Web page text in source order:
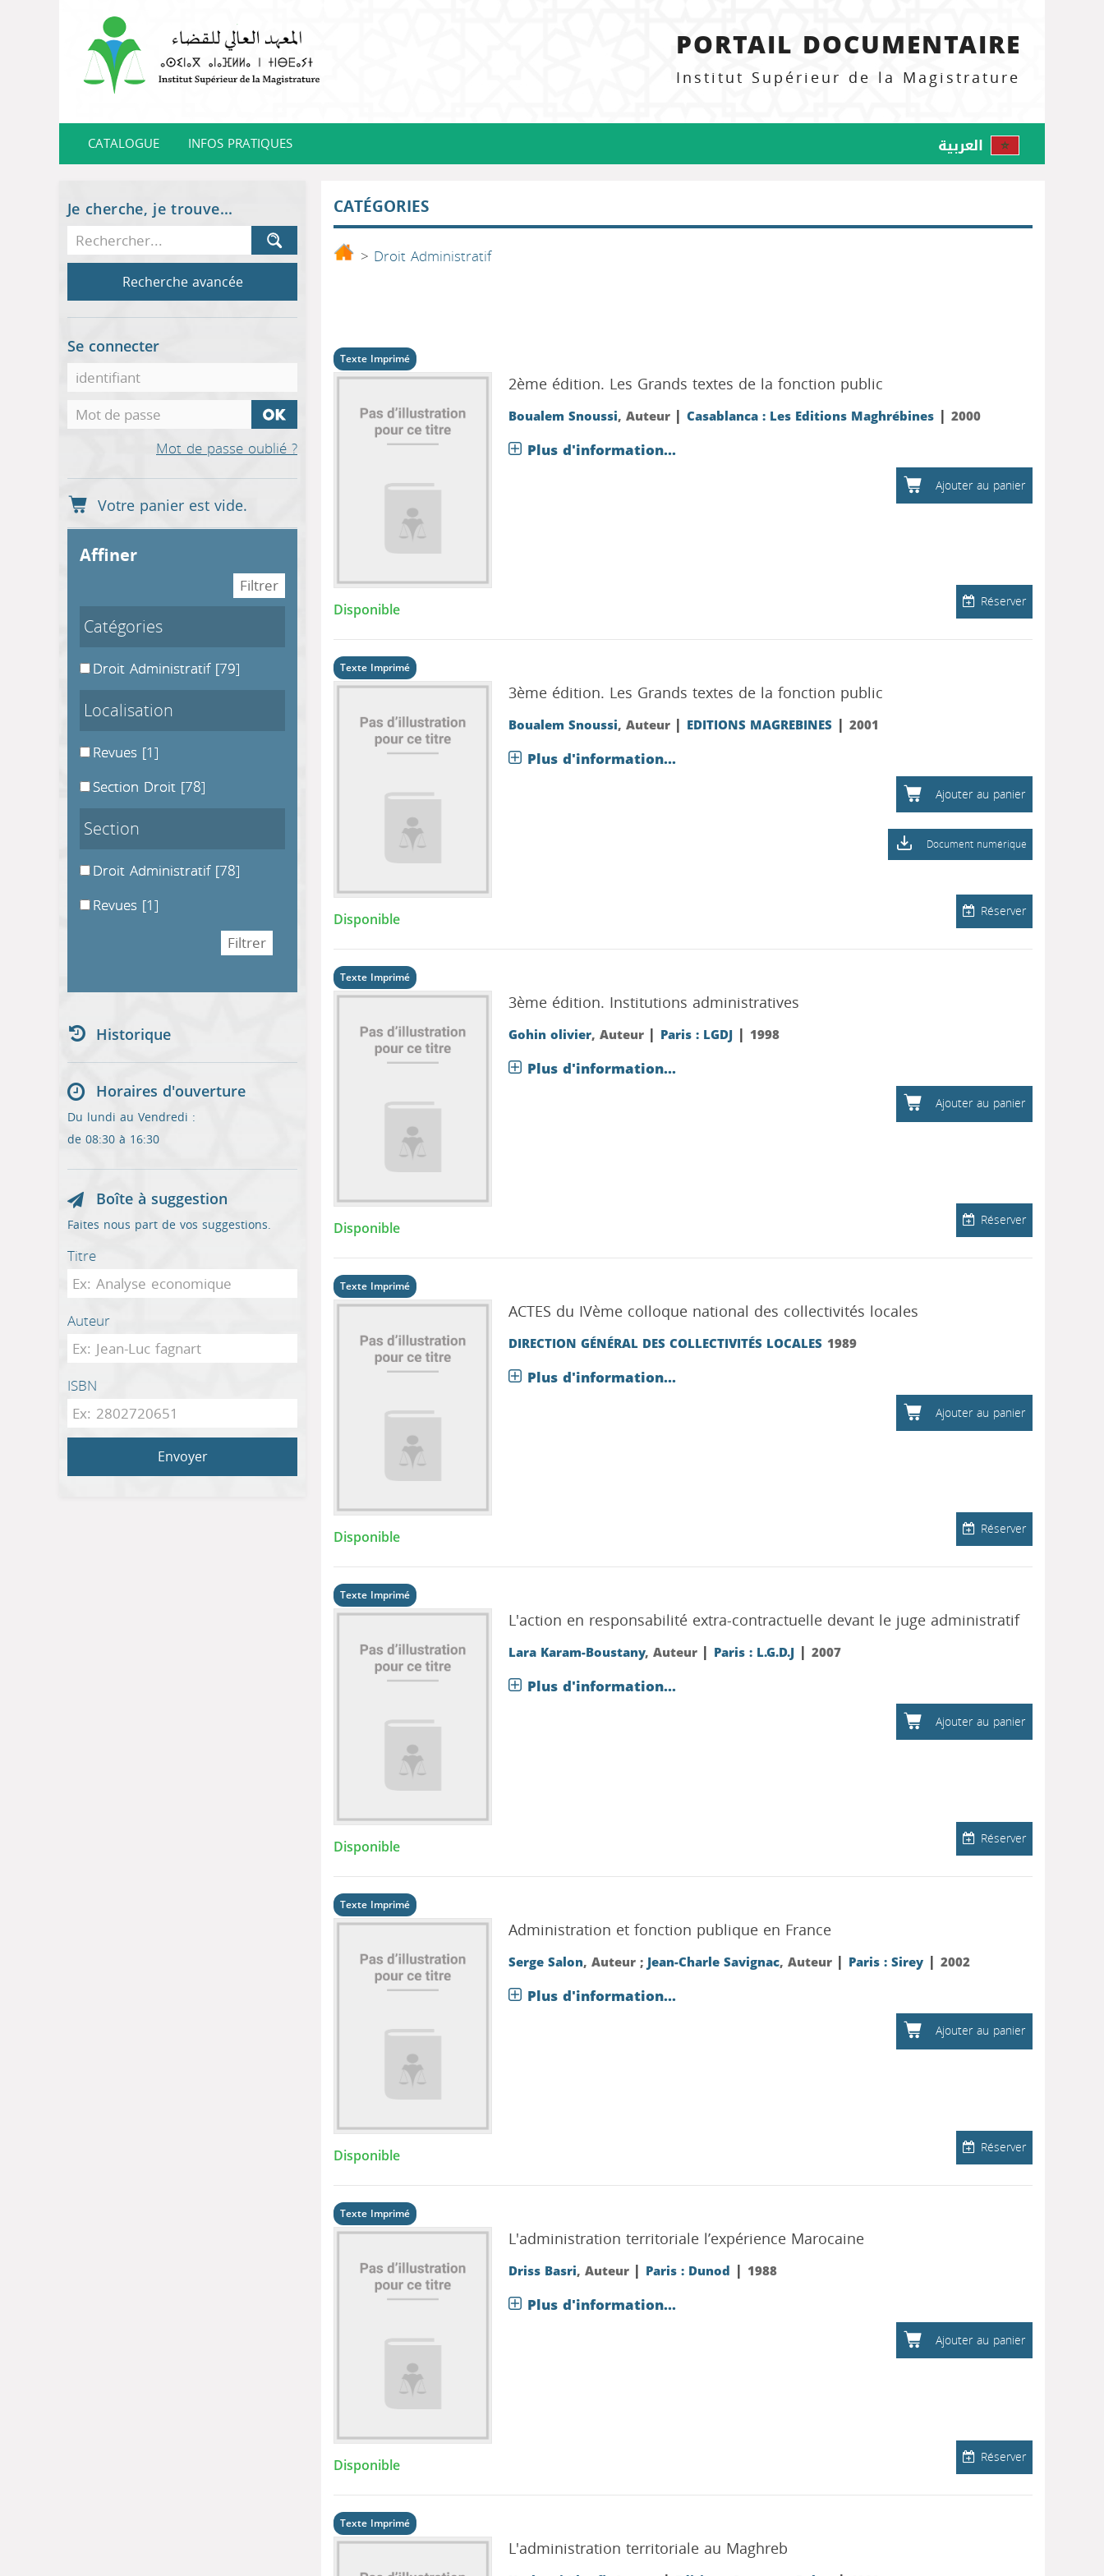
PORTAIL DOCUMENTAIRE
Institut Supérieur de la Magistrature
العربية CATALOGUE INFOS PRATIQUES
CATÉGORIES
> Droit Administratif
Texte Imprimé
2ème édition. Les Grands textes de la fonction public
Boualem Snoussi, Auteur | Casablanca : Les Editions Maghrébines| 2000
Plus d'information...
Ajouter au panier
Réserver
Disponible
Texte Imprimé
3ème édition. Les Grands textes de la fonction public
Boualem Snoussi, Auteur | EDITIONS MAGREBINES| 2001
Plus d'information...
Ajouter au panier
Document numérique
Réserver
Disponible
Texte Imprimé
3ème édition. Institutions administratives
Gohin olivier, Auteur | Paris : LGDJ| 1998
Plus d'information...
Ajouter au panier
Réserver
Disponible
Texte Imprimé
ACTES du IVème colloque national des collectivités locales
DIRECTION GÉNÉRAL DES COLLECTIVITÉS LOCALES 1989
Plus d'information...
Ajouter au panier
Réserver
Disponible
Texte Imprimé
L'action en responsabilité extra-contractuelle devant le juge administratif
Lara Karam-Boustany, Auteur | Paris : L.G.D.J| 2007
Plus d'information...
Ajouter au panier
Réserver
Disponible
Texte Imprimé
Administration et fonction publique en France
Serge Salon, Auteur ;Jean-Charle Savignac, Auteur | Paris : Sirey| 2002
Plus d'information...
Ajouter au panier
Réserver
Disponible
Texte Imprimé
L'administration territoriale l’expérience Marocaine
Driss Basri, Auteur | Paris : Dunod | 1988
Plus d'information...
Ajouter au panier
Réserver
Disponible
Texte Imprimé
L'administration territoriale au Maghreb
Je cherche, je trouve...
Recherche avancée
Se connecter
Mot de passe oublié ?
affiner
Catégories
Droit Administratif[79]
Localisation
Revues [1]
Section Droit [78]
Section
Droit Administratif[78]
Revues [1]
Historique
Horaires d'ouverture
Du lundi au Vendredi :
de 08:30 à 16:30
Boîte à suggestion
Faites nous part de vos suggestions.
Titre
Auteur
ISBN
Envoyer